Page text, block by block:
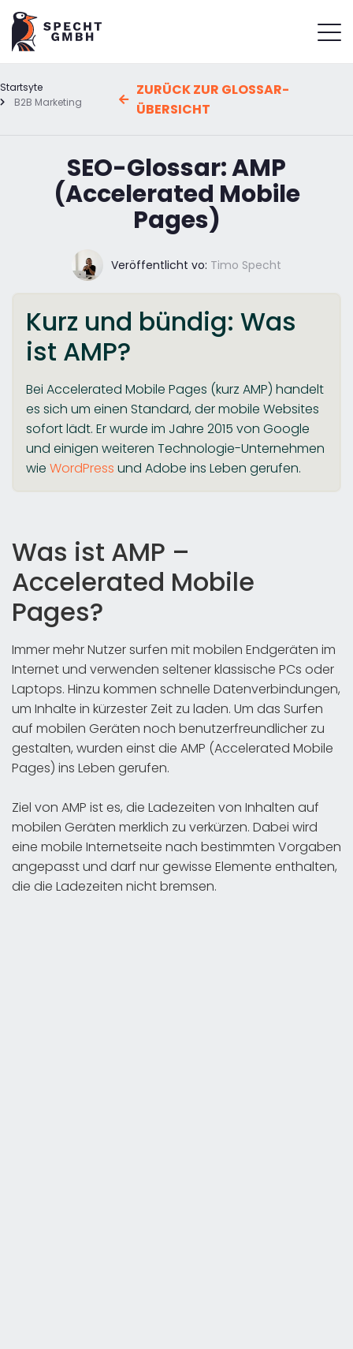
Startsyte
B2B Marketing
ZURÜCK ZUR GLOSSAR-
ÜBERSICHT
SEO-Glossar: AMP
(Accelerated Mobile
Pages)
Veröffentlicht vo: Timo Specht
Kurz und bündig: Was
ist AMP?
Bei Accelerated Mobile Pages (kurz AMP) handelt
es sich um einen Standard, der mobile Websites
sofort lädt. Er wurde im Jahre 2015 von Google
und einigen weiteren Technologie-Unternehmen
wie WordPress und Adobe ins Leben gerufen.
Was ist AMP –
Accelerated Mobile
Pages?
Immer mehr Nutzer surfen mit mobilen Endgeräten im
Internet und verwenden seltener klassische PCs oder
Laptops. Hinzu kommen schnelle Datenverbindungen,
um Inhalte in kürzester Zeit zu laden. Um das Surfen
auf mobilen Geräten noch benutzerfreundlicher zu
gestalten, wurden einst die AMP (Accelerated Mobile
Pages) ins Leben gerufen.
Ziel von AMP ist es, die Ladezeiten von Inhalten auf
mobilen Geräten merklich zu verkürzen. Dabei wird
eine mobile Internetseite nach bestimmten Vorgaben
angepasst und darf nur gewisse Elemente enthalten,
die die Ladezeiten nicht bremsen.